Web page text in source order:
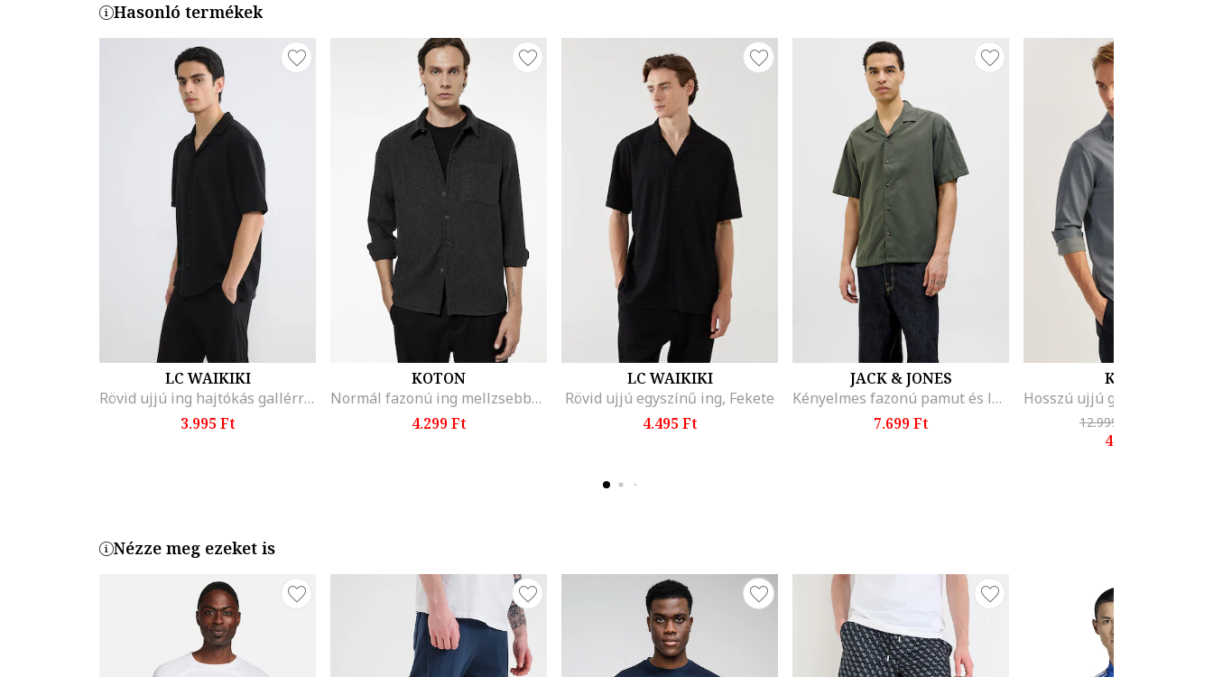
Hasonló termékek
LC WAIKIKI
Rövid ujjú ing hajtókás gallérral, Fekete
3.995 Ft
KOTON
Normál fazonú ing mellzsebbel, Koptatott fekete
4.299 Ft
LC WAIKIKI
Rövid ujjú egyszínű ing, Fekete
4.495 Ft
JACK & JONES
Kényelmes fazonú pamut és lenvászon ing, Khaki
7.699 Ft
KOTON
12.999 Ft
4.999 Ft
Nézze meg ezeket is